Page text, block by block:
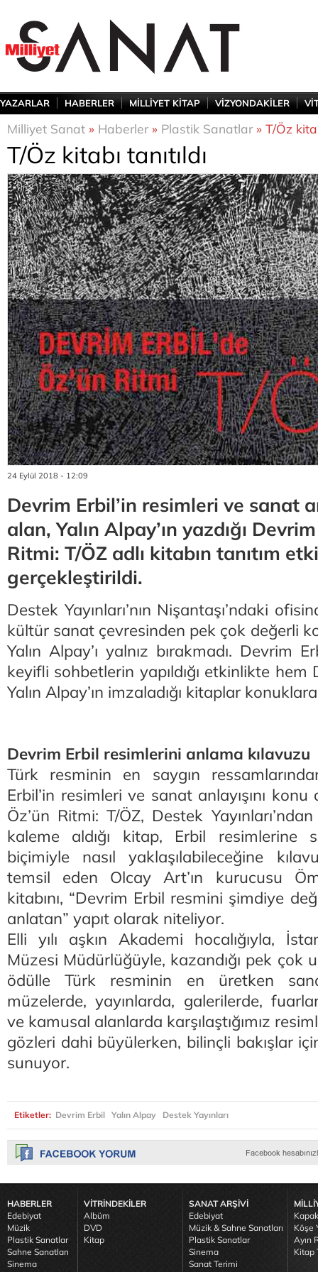
YAZARLAR HABERLER MİLLİYET KİTAP VİZYONDAKİLER
Milliyet Sanat » Haberler» Plastik Sanatlar» T/Öz
T/Öz kitabı tanıtıldı
24 Eylül 2018 - 12:09
Devrim Erbil’in resimleri ve sanat
alan, Yalın Alpay’ın yazdığı
Ritmi: T/ÖZ adlı kitabın tanıtım
gerçekleştirildi.
Destek Yayınları’nın Nişantaşı’ndaki
kültür sanat çevresinden pek çok değerli
Yalın Alpay’ı yalnız bırakmadı. Devrim
keyifli sohbetlerin yapıldığı etkinlikte
Yalın Alpay’ın imzaladığı kitaplar
Devrim Erbil resimlerini anlama kılavuzu
Türk resminin en saygın
Erbil’in resimleri ve sanat anlayışını
Öz’ün Ritmi: T/ÖZ, Destek Yayınları’ndan
kaleme aldığı kitap, Erbil resimlerine
biçimiyle nasıl yaklaşılabileceğine
temsil eden Olcay Art’ın kurucusu
kitabını, “Devrim Erbil resmini şimdiye
anlatan” yapıt olarak niteliyor.
Elli yılı aşkın Akademi hocalığıyla,
Müzesi Müdürlüğüyle, kazandığı pek çok
ödülle Türk resminin en üretken
müzelerde, yayınlarda, galerilerde,
ve kamusal alanlarda karşılaştığımız
gözleri dahi büyülerken, bilinçli bakışlar
sunuyor.
Etiketler: Devrim Erbil Yalın Alpay Destek Yayınları
HABERLER
Edebiyat
Müzik
Plastik Sanatlar
Sahne Sanatları
Sinema
VİTRİNDEKİLER
Albüm
DVD
Kitap
SANAT ARŞİVİ
Edebiyat
Müzik & Sahne Sanatları
Plastik Sanatlar
Sinema
Sanat Terimi
Köşe
Ayın
Kitap